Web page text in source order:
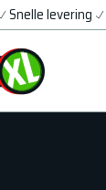
Snelle levering